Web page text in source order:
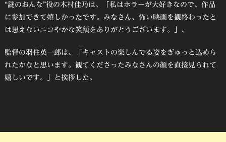
“謎のおんな”役の木村佳乃は、「私はホラーが大好きなので、作品
に参加できて嬉しかったです。みなさん、怖い映画を観終わったと
は思えないニコやかな笑顔をありがとうございます。」、
監督の羽住英一郎は、「キャストの楽しんでる姿をぎゅっと込めら
れたかなと思います。観てくださったみなさんの顔を直接見られて
嬉しいです。」と挨拶した。